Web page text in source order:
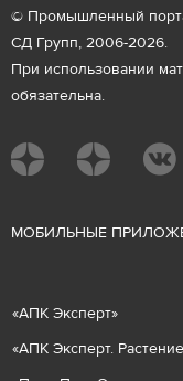
© Промышленный
СД Групп, 2006-2026.
При использовании
обязательна.
МОБИЛЬНЫЕ
«АПК Эксперт»
«АПК Эксперт.